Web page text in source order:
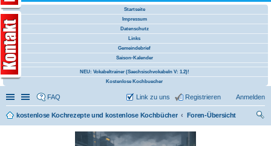
Startseite
Impressum
Datenschutz
Links
Gemeindebrief
Saison-Kalender
NEU: Vokabeltrainer (Saechsischvokabeln V: 1.2)!
Kostenlose Kochbuecher
Schnellzugriff
Linkliste
FAQ Anmelden
Registrieren
Link zu uns
kostenlose Kochrezepte und kostenlose Kochbücher
Foren-Übersicht